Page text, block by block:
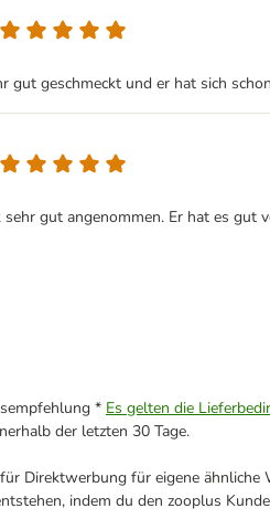
gut geschmeckt und er hat sich
gut angenommen. Er hat es
* Es gelten die
der letzten 30 Tage.
Direktwerbung für eigene
indem du den zooplus